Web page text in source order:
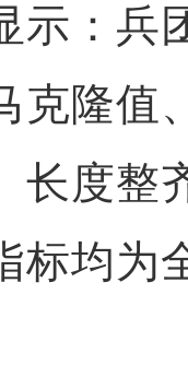
示：兵
克隆值
长度整
标均为